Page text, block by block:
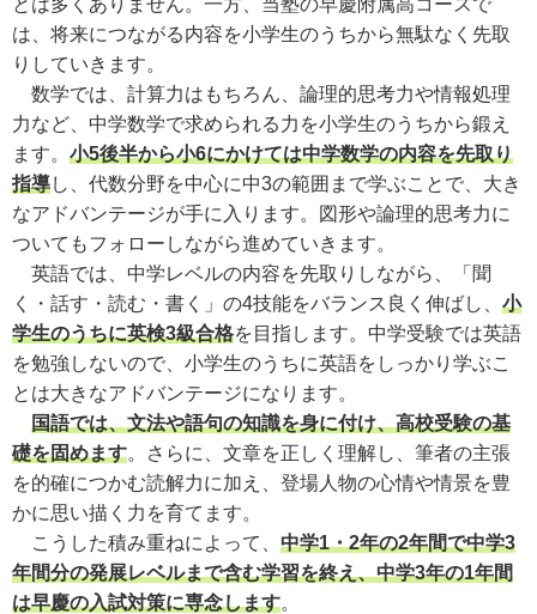
は、将来につながる内容を小学生のうちから無駄なく先取
りしていきます。
数学では、計算力はもちろん、論理的思考力や情報処理
力など、中学数学で求められる力を小学生のうちから鍛え
ます。 小5後半から小6にかけては中学数学の内容を先取り
指導し、代数分野を中心に中3の範囲まで学ぶことで、大き
なアドバンテージが手に入ります。図形や論理的思考力に
ついてもフォローしながら進めていきます。
英語では、中学レベルの内容を先取りしながら、「聞
く・話す・読む・書く」の4技能をバランス良く伸ばし、 小
学生のうちに英検3級合格を目指します。中学受験では英語
を勉強しないので、小学生のうちに英語をしっかり学ぶこ
とは大きなアドバンテージになります。
国語では、文法や語句の知識を身に付け、高校受験の基
礎を固めます。さらに、文章を正しく理解し、筆者の主張
を的確につかむ読解力に加え、登場人物の心情や情景を豊
かに思い描く力を育てます。
こうした積み重ねによって、 中学1・2年の2年間で中学3
年間分の発展レベルまで含む学習を終え、中学3年の1年間
は早慶の入試対策に専念します。